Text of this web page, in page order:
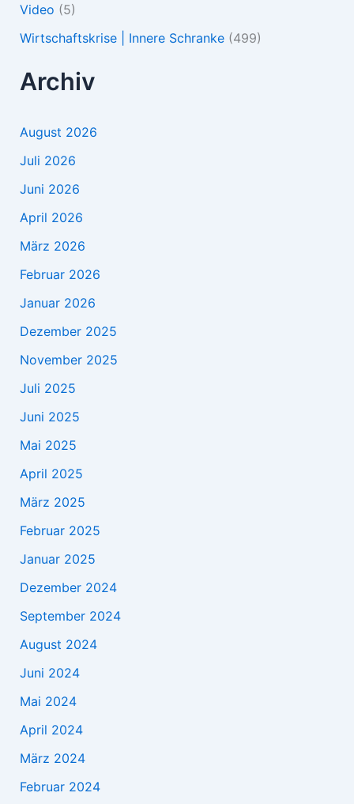
Video (5)
Wirtschaftskrise | Innere Schranke(499)
Archiv
August 2026
Juli 2026
Juni 2026
April 2026
März 2026
Februar 2026
Januar 2026
Dezember 2025
November 2025
Juli 2025
Juni 2025
Mai 2025
April 2025
März 2025
Februar 2025
Januar 2025
Dezember 2024
September 2024
August 2024
Juni 2024
Mai 2024
April 2024
März 2024
Februar 2024